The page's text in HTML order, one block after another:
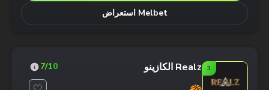
Melbet استعراض
3 Realz الكازينو 7/10